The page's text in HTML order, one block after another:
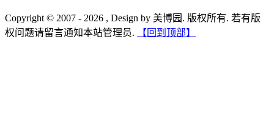
Copyright © 2007 - 2026 , Design by 美博园. 版权所有. 若有版
权问题请留言通知本站管理员.
【回到顶部】